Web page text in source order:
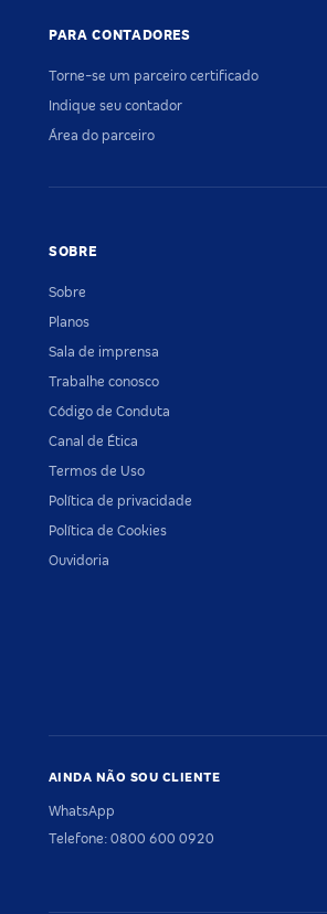
PARA CONTADORES
Torne-se um parceiro certificado
Indique seu contador
Área do parceiro
SOBRE
Sobre
Planos
Sala de imprensa
Trabalhe conosco
Código de Conduta
Canal de Ética
Termos de Uso
Política de privacidade
Política de Cookies
Ouvidoria
AINDA NÃO SOU CLIENTE
WhatsApp
Telefone: 0800 600 0920